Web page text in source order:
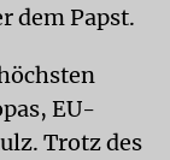
dem Papst.
EU-
Trotz des